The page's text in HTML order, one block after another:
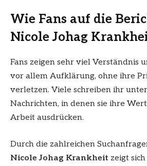
Wie Fans auf die
Nicole Johag
Fans zeigen sehr viel Verständnis
vor allem Aufklärung, ohne ihre
verletzen. Viele schreiben ihr
Nachrichten, in denen sie ihre
Arbeit ausdrücken.
Durch die zahlreichen
Nicole Johag Krankheit zeigt